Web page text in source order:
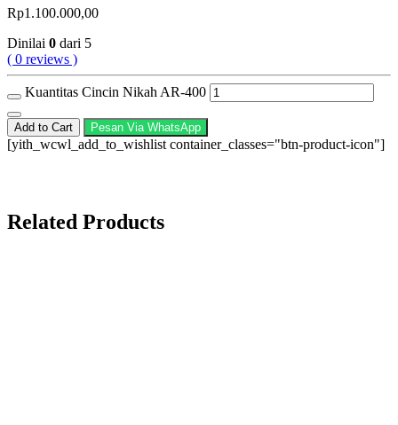
Rp1.100.000,00
Dinilai 0 dari 5
( 0 reviews )
Kuantitas Cincin Nikah AR-400
Add to Cart Pesan Via WhatsApp
[yith_wcwl_add_to_wishlist container_classes="btn-product-icon"]
Related Products